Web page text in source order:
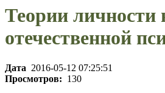
Теории личности
отечественной
Дата 2016-05-12 07:25:51
Просмотров: 130